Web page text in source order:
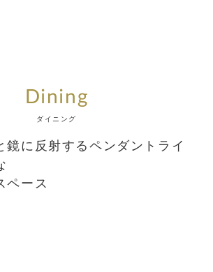
Dining
ダイニング
鏡に反射するペンダントライ
ペース